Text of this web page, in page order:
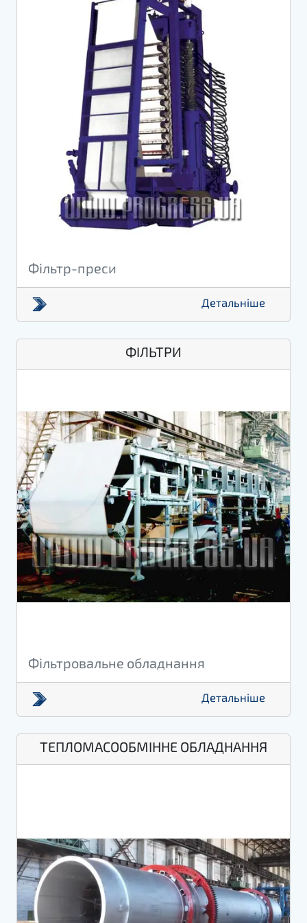
Фільтр-преси
Детальніше
ФІЛЬТРИ
Фільтровальне обладнання
Детальніше
ТЕПЛОМАСООБМІННЕ ОБЛАДНАННЯ